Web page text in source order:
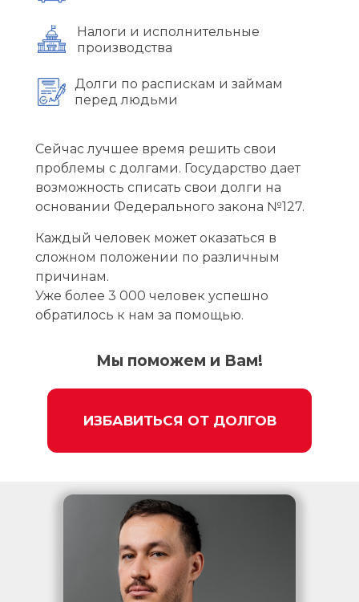
Налоги и исполнительные
производства
Каждый человек может оказаться в
сложном положении по различным
причинам.
Уже более 3 000 человек успешно
обратилось к нам за помощью.
Долги по распискам и займам
перед людьми
ИЗБАВИТЬСЯ ОТ ДОЛГОВ
Сейчас лучшее время решить свои
проблемы с долгами. Государство дает
возможность списать свои долги на
основании Федерального закона №127.
Мы поможем и Вам!